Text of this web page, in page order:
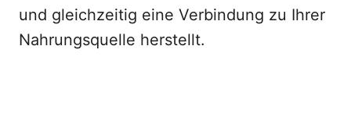
und gleichzeitig eine Verbindung zu Ihrer
Nahrungsquelle herstellt.